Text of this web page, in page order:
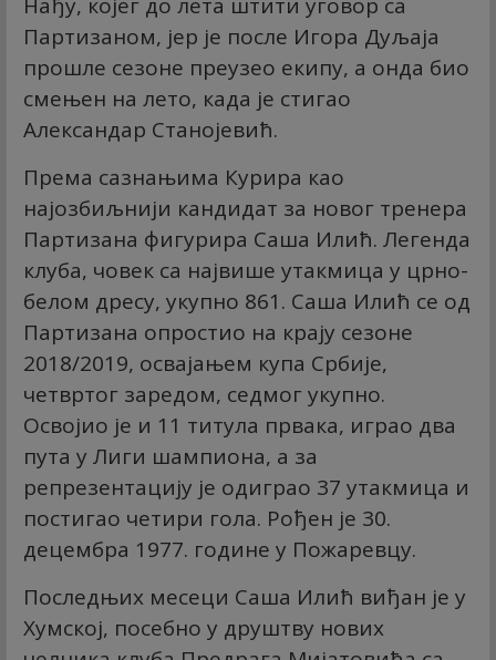
Нађу, којег до лета штити уговор са
Партизаном, јер је после Игора Дуљаја
прошле сезоне преузео екипу, а онда био
смењен на лето, када је стигао
Александар Станојевић.
Према сазнањима Курира као
најозбиљнији кандидат за новог тренера
Партизана фигурира Саша Илић. Легенда
клуба, човек са највише утакмица у црно-
белом дресу, укупно 861. Саша Илић се од
Партизана опростио на крају сезоне
2018/2019, освајањем купа Србије,
четвртог заредом, седмог укупно.
Освојио је и 11 титула првака, играо два
пута у Лиги шампиона, а за
репрезентацију је одиграо 37 утакмица и
постигао четири гола. Рођен је 30.
децембра 1977. године у Пожаревцу.
Последњих месеци Саша Илић виђан је у
Хумској, посебно у друштву нових